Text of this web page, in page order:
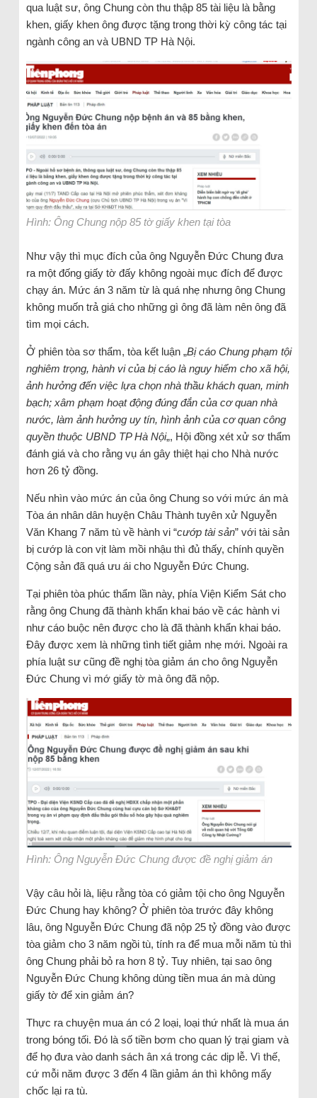
qua luật sư, ông Chung còn thu thập 85 tài liệu là bằng
khen, giấy khen ông được tặng trong thời kỳ công tác tại
ngành công an và UBND TP Hà Nội.
Hình: Ông Chung nộp 85 tờ giấy khen tại tòa
Như vậy thì mục đích của ông Nguyễn Đức Chung đưa
ra một đống giấy tờ đấy không ngoài mục đích để được
chạy án. Mức án 3 năm từ là quá nhẹ nhưng ông Chung
không muốn trả giá cho những gì ông đã làm nên ông đã
tìm mọi cách.
Ở phiên tòa sơ thẩm, tòa kết luận „Bị cáo Chung phạm tội
nghiêm trọng, hành vi của bị cáo là nguy hiểm cho xã hội,
ảnh hưởng đến việc lựa chọn nhà thầu khách quan, minh
bạch; xâm phạm hoạt động đúng đắn của cơ quan nhà
nước, làm ảnh hưởng uy tín, hình ảnh của cơ quan công
quyền thuộc UBND TP Hà Nội„, Hội đồng xét xử sơ thẩm
đánh giá và cho rằng vụ án gây thiệt hại cho Nhà nước
hơn 26 tỷ đồng.
Nếu nhìn vào mức án của ông Chung so với mức án mà
Tòa án nhân dân huyện Châu Thành tuyên xử Nguyễn
Văn Khang 7 năm tù về hành vi “cướp tài sản” với tài sản
bị cướp là con vịt làm mồi nhậu thì đủ thấy, chính quyền
Cộng sản đã quá ưu ái cho Nguyễn Đức Chung.
Tại phiên tòa phúc thẩm lần này, phía Viện Kiểm Sát cho
rằng ông Chung đã thành khẩn khai báo về các hành vi
như cáo buộc nên được cho là đã thành khẩn khai báo.
Đây được xem là những tình tiết giảm nhẹ mới. Ngoài ra
phía luật sư cũng đề nghị tòa giảm án cho ông Nguyễn
Đức Chung vì mớ giấy tờ mà ông đã nộp.
Hình: Ông Nguyễn Đức Chung được đề nghị giảm án
Vậy câu hỏi là, liệu rằng tòa có giảm tội cho ông Nguyễn
Đức Chung hay không? Ở phiên tòa trước đây không
lâu, ông Nguyễn Đức Chung đã nộp 25 tỷ đồng vào được
tòa giảm cho 3 năm ngồi tù, tính ra để mua mỗi năm tù thì
ông Chung phải bỏ ra hơn 8 tỷ. Tuy nhiên, tại sao ông
Nguyễn Đức Chung không dùng tiền mua án mà dùng
giấy tờ để xin giảm án?
Thực ra chuyện mua án có 2 loại, loại thứ nhất là mua án
trong bóng tối. Đó là số tiền bơm cho quan lý trại giam và
để họ đưa vào danh sách ân xá trong các dịp lễ. Vì thế,
cứ mỗi năm được 3 đến 4 lần giảm án thì không mấy
chốc lại ra tù.